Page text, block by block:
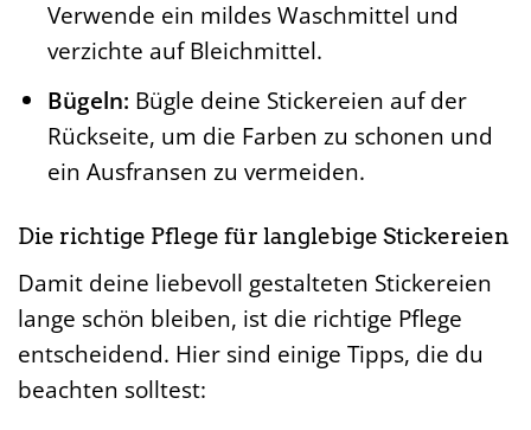
Verwende ein mildes Waschmittel und
verzichte auf Bleichmittel.
Bügeln: Bügle deine Stickereien auf der
Rückseite, um die Farben zu schonen und
ein Ausfransen zu vermeiden.
Die richtige Pflege für langlebige Stickereien
Damit deine liebevoll gestalteten Stickereien
lange schön bleiben, ist die richtige Pflege
entscheidend. Hier sind einige Tipps, die du
beachten solltest: